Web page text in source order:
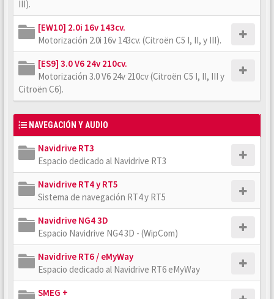
III).
[EW10] 2.0i 16v 143cv.
Motorización 2.0i 16v 143cv. (Citroën C5 I, II, y III).
[ES9] 3.0 V6 24v 210cv.
Motorización 3.0 V6 24v 210cv (Citroën C5 I, II, III y
Citroën C6).
NAVEGACIÓN Y AUDIO
Navidrive RT3
Espacio dedicado al Navidrive RT3
Navidrive RT4 y RT5
Sistema de navegación RT4 y RT5
Navidrive NG4 3D
Espacio Navidrive NG4 3D - (WipCom)
Navidrive RT6 / eMyWay
Espacio dedicado al Navidrive RT6 eMyWay
SMEG +